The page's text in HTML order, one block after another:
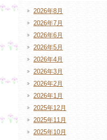
2026年8月
2026年7月
2026年6月
2026年5月
2026年4月
2026年3月
2026年2月
2026年1月
2025年12月
2025年11月
2025年10月